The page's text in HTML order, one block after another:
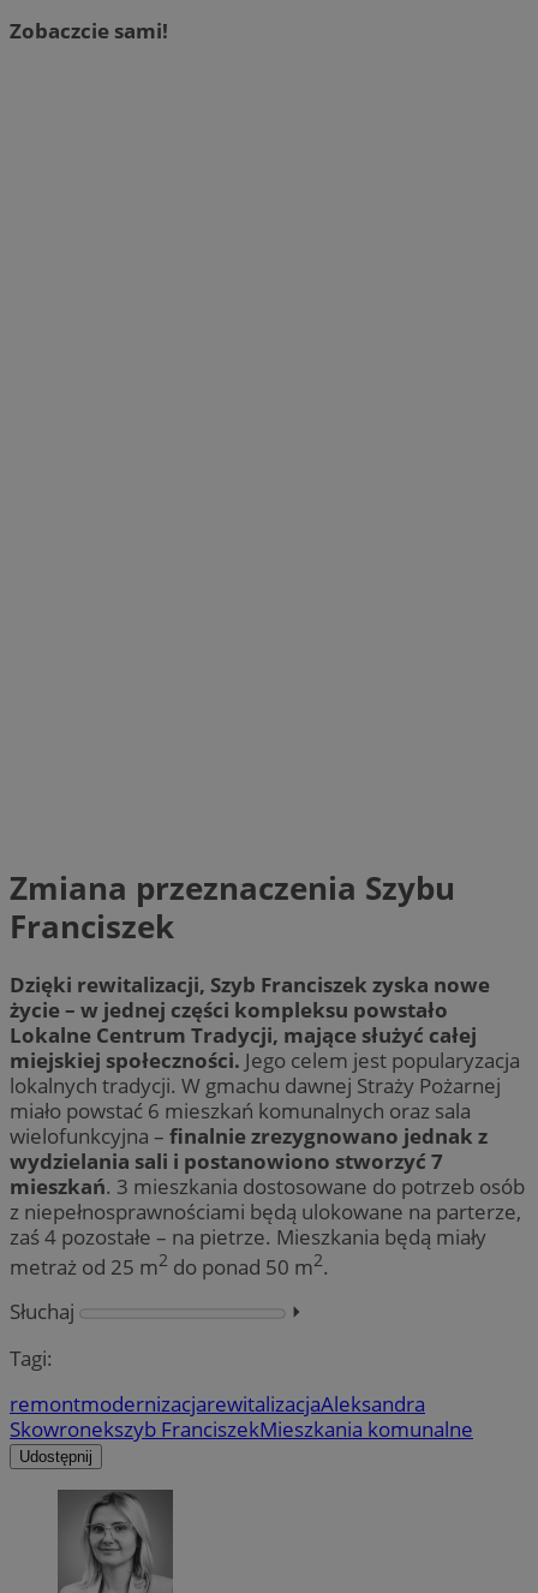
Zobaczcie sami!
Zmiana przeznaczenia Szybu
Franciszek
Dzięki rewitalizacji, Szyb Franciszek zyska nowe
życie – w jednej części kompleksu powstało
Lokalne Centrum Tradycji, mające służyć całej
miejskiej społeczności. Jego celem jest popularyzacja
lokalnych tradycji. W gmachu dawnej Straży Pożarnej
miało powstać 6 mieszkań komunalnych oraz sala
wielofunkcyjna – finalnie zrezygnowano jednak z
wydzielania sali i postanowiono stworzyć 7
mieszkań. 3 mieszkania dostosowane do potrzeb osób
z niepełnosprawnościami będą ulokowane na parterze,
zaś 4 pozostałe – na pietrze. Mieszkania będą miały
metraż od 25 m2 do ponad 50 m2.
Słuchaj
⏵︎
Tagi:
remontmodernizacjarewitalizacjaAleksandra
Skowronekszyb FranciszekMieszkania komunalne
Udostępnij